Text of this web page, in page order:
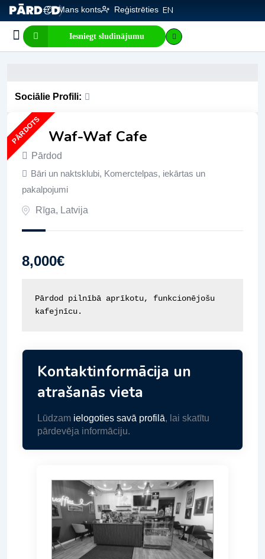
Mans konts Reģistrēties EN
Iesniegt sludinājumu
Waf-Waf Cafe
Pārdod
Bāri un naktsklubi, Komerctelpas, iekārtas un
pakalpojumi
Rīga, Latvija
PĀRDOTS
8,000€
Pārdod pilnībā aprīkotu, funkcionējošu
kafejnīcu.
Kontaktinformācija un
atrašanās vieta
Lūdzam ielogoties savā profilā, lai skatītu
pārdevēja informāciju.
Sociālie Profili: